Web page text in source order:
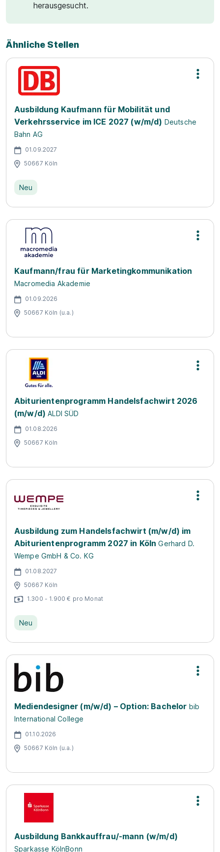
herausgesucht.
Ähnliche Stellen
Ausbildung Kaufmann für Mobilität und
Verkehrsservice im ICE 2027 (w/m/d) Deutsche
Bahn AG
01.09.2027
50667 Köln
Neu
Kaufmann/frau für Marketingkommunikation
Macromedia Akademie
01.09.2026
50667 Köln (u.a.)
Abiturientenprogramm Handelsfachwirt 2026
(m/w/d) ALDI SÜD
01.08.2026
50667 Köln
Ausbildung zum Handelsfachwirt (m/w/d) im
Abiturientenprogramm 2027 in Köln Gerhard D.
Wempe GmbH & Co. KG
01.08.2027
50667 Köln
1.300 - 1.900 € pro Monat
Neu
Mediendesigner (m/w/d) – Option: Bachelor bib
International College
01.10.2026
50667 Köln (u.a.)
Ausbildung Bankkauffrau/-mann (w/m/d)
Sparkasse KölnBonn